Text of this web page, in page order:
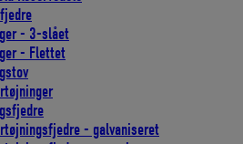
- 3-slået
- Flettet
- galvaniseret